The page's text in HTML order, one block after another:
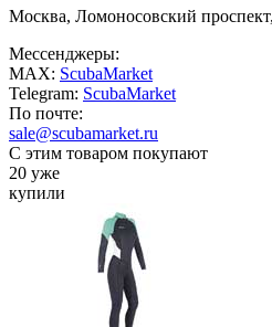
Москва, Ломоносовский
Мессенджеры:
MAX: ScubaMarket
Telegram: ScubaMarket
По почте:
sale@scubamarket.ru
С этим товаром покупают
20 уже
купили